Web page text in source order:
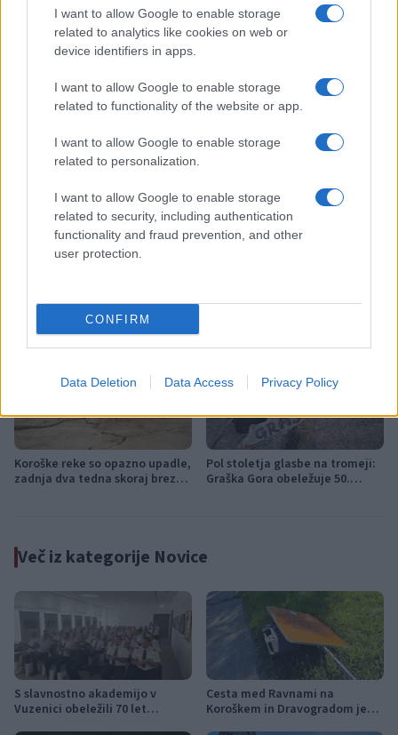
I want to allow Google to enable storage
related to analytics like cookies on web or
device identifiers in apps.
I want to allow Google to enable storage
related to functionality of the website or app.
I want to allow Google to enable storage
related to personalization.
I want to allow Google to enable storage
related to security, including authentication
functionality and fraud prevention, and other
user protection.
CONFIRM
Data Deletion Data Access Privacy Policy
Ključne besede: Mežica javni razpis
projekt
Melaminske prefabricirane Smart Fit izolacijske rešitve
Več iz kraja Mežica
Freestyle navdušuje s poletno
prilagojenimi cenami koles
izvedbo
Koroške reke so opazno upadle,
zadnja dva tedna skoraj brez
Pol stoletja glasbe na tromeji:
Graška Gora obeležuje 50.
Več iz kategorije Novice
S slavnostno akademijo v
Vuzenici obeležili 70 let
Cesta med Ravnami na
Koroškem in Dravogradom je